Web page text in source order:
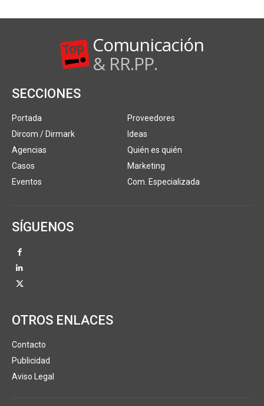
Comunicación
& RR.PP.
SECCIONES
Portada
Dircom / Dirmark
Agencias
Casos
Eventos
Proveedores
Ideas
Quién es quién
Marketing
Com. Especializada
SÍGUENOS
OTROS ENLACES
Contacto
Publicidad
Aviso Legal